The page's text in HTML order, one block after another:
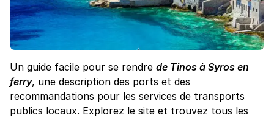
Un guide facile pour se rendre de Tinos à Syros en
ferry, une description des ports et des
recommandations pour les services de transports
publics locaux. Explorez le site et trouvez tous les